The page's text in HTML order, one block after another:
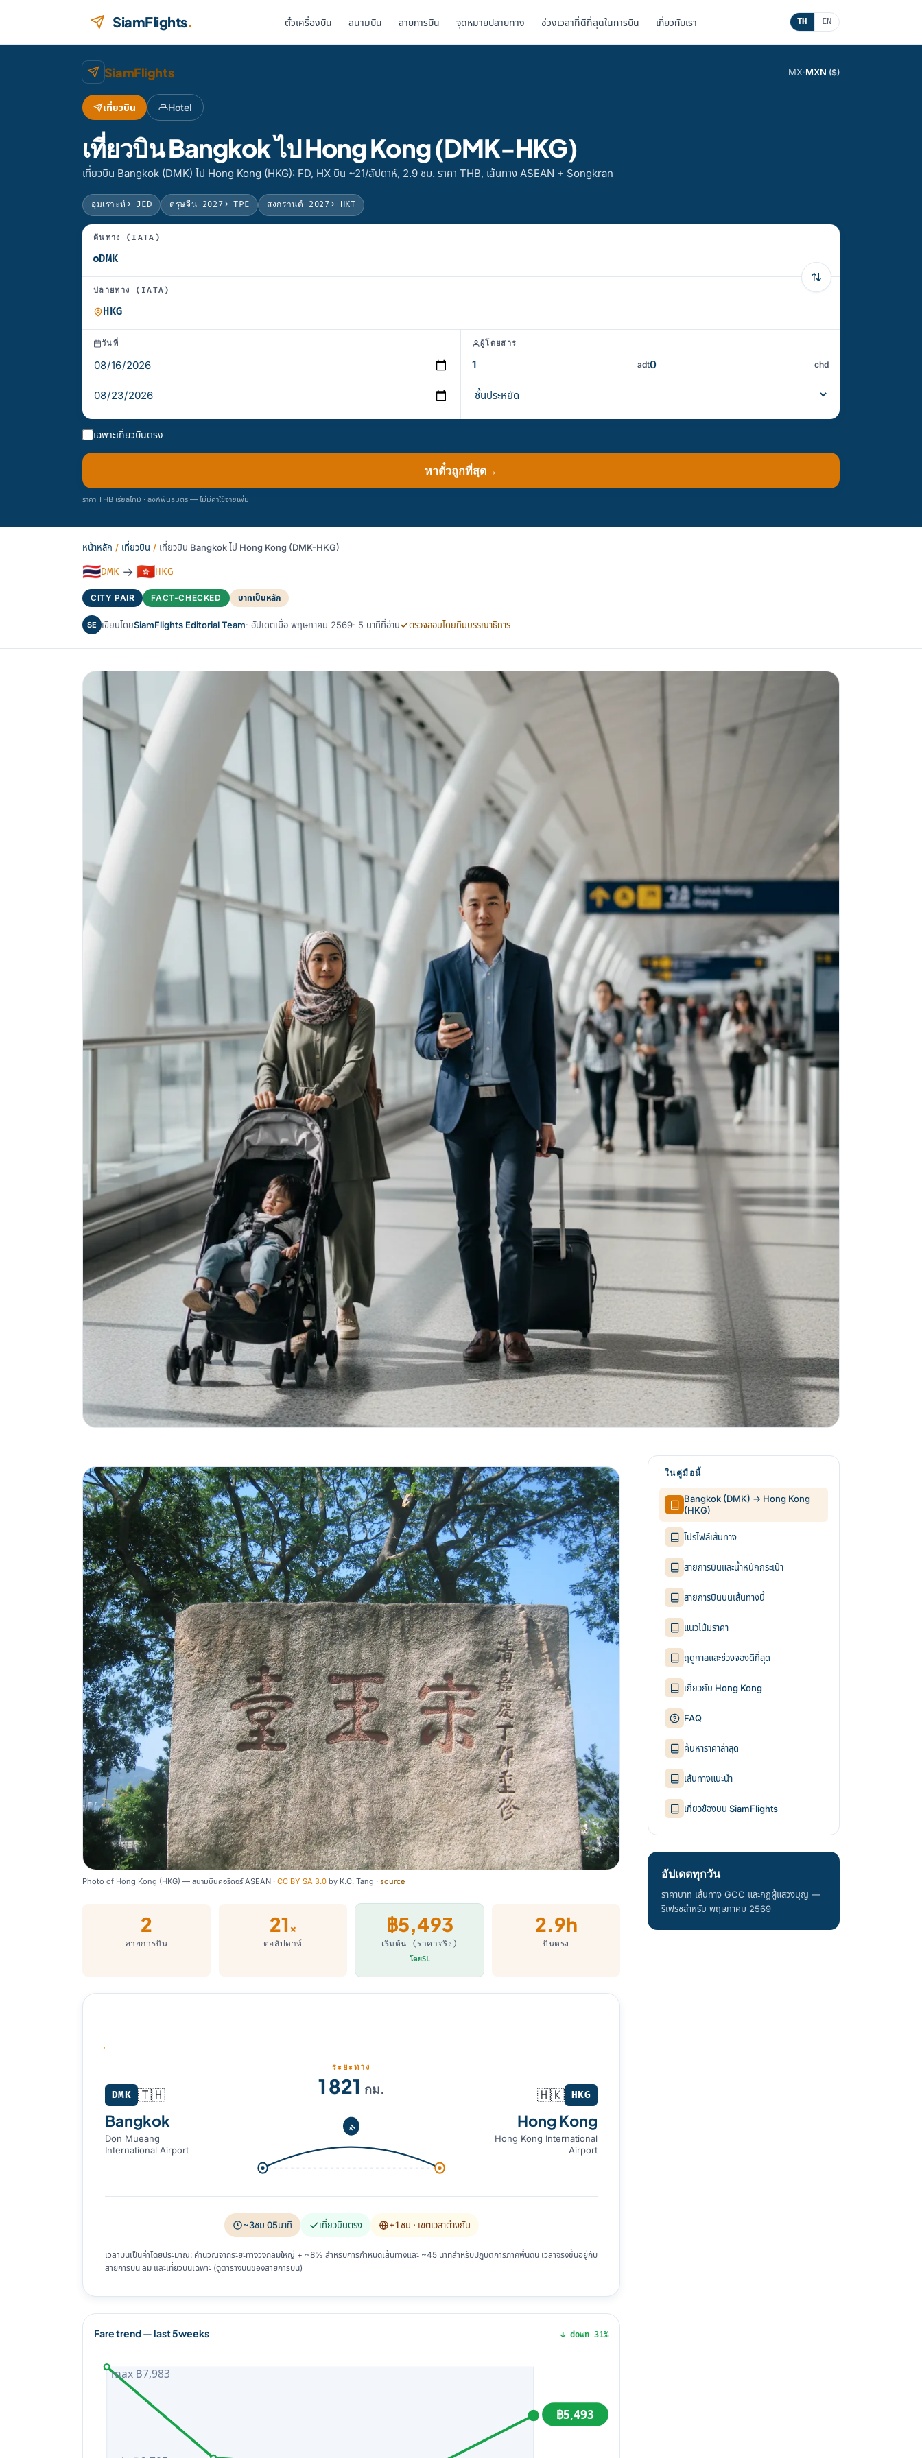
SiamFlights. ตั๋วเครื่องบิน สนามบิน สายการบิน จุดหมายปลายทาง ช่วงเวลาที่ดีที่สุดในการบิน เกี่ยวกับเรา TH EN
SiamFlights MX·MXN ($)
เที่ยวบิน Hotel
เที่ยวบิน Bangkok ไป Hong Kong (DMK-HKG)
เที่ยวบิน Bangkok (DMK) ไป Hong Kong (HKG): FD, HX บิน ~21/สัปดาห์, 2.9 ชม. ราคา THB, เส้นทาง ASEAN + Songkran
อุมเราะห์→ JED ตรุษจีน 2027→ TPE สงกรานต์ 2027→ HKT
ต้นทาง (IATA)
ปลายทาง (IATA)
วันที่ ผู้โดยสาร
adt chd
เฉพาะเที่ยวบินตรง
หาตั๋วถูกที่สุด→
ราคา THB เรียลไทม์ · ลิงก์พันธมิตร — ไม่มีค่าใช้จ่ายเพิ่ม
หน้าหลัก / เที่ยวบิน / เที่ยวบิน Bangkok ไป Hong Kong (DMK-HKG)
🇹🇭DMK → 🇭🇰HKG
CITY PAIR FACT-CHECKED บาทเป็นหลัก
SE เขียนโดยSiamFlights Editorial Team· อัปเดตเมื่อ พฤษภาคม 2569· 5 นาทีที่อ่าน ตรวจสอบโดยทีมบรรณาธิการ
Photo of Hong Kong (HKG) — สนามบินคอริดอร์ ASEAN · CC BY-SA 3.0 by K.C. Tang · source
2
สายการบิน
21×
ต่อสัปดาห์
฿5,493
เริ่มต้น (ราคาจริง)
โดยSL
2.9h
บินตรง
DMK 🇹🇭
Bangkok
Don Mueang
International Airport
ระยะทาง
1 821 กม. HKG
🇭🇰
Hong Kong
Hong Kong International
Airport
~3ชม 05นาที เที่ยวบินตรง +1 ชม · เขตเวลาต่างกัน
เวลาบินเป็นค่าโดยประมาณ: คำนวณจากระยะทางวงกลมใหญ่ + ~8% สำหรับการกำหนดเส้นทางและ ~45 นาทีสำหรับปฏิบัติการภาคพื้นดิน เวลาจริงขึ้นอยู่กับ
สายการบิน ลม และเที่ยวบินเฉพาะ (ดูตารางบินของสายการบิน)
Fare trend — last 5weeks ↓ down 31%
฿5,493
max ฿7,983
ในคู่มือนี้
Bangkok (DMK) → Hong Kong
(HKG)
โปรไฟล์เส้นทาง
สายการบินและน้ำหนักกระเป๋า
สายการบินบนเส้นทางนี้
แนวโน้มราคา
ฤดูกาลและช่วงจองดีที่สุด
เกี่ยวกับ Hong Kong
FAQ
ค้นหาราคาล่าสุด
เส้นทางแนะนำ
เกี่ยวข้องบน SiamFlights
อัปเดตทุกวัน
ราคาบาท เส้นทาง GCC และกฎผู้แสวงบุญ —
รีเฟรชสำหรับ พฤษภาคม 2569